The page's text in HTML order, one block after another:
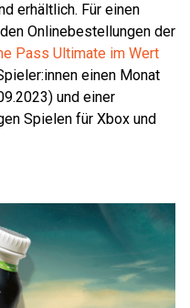
erhältlich. Für einen
Onlinebestellungen der
Pass Ultimate im Wert
einen Monat
und einer
Spielen für Xbox und